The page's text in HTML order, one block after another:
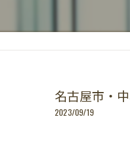
名古屋市・
2023/09/19